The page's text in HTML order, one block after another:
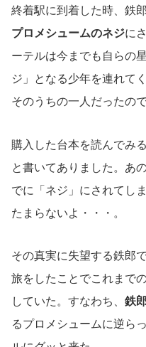
終着駅に到着した時、鉄
プロメシュームのネジに
ーテルは今までも自らの
ジ」となる少年を連れて
そのうちの一人だったので
購入した台本を読んでみ
と書いてありました。あ
でに「ネジ」にされてし
たまらないよ・・・。
その真実に失望する鉄郎
旅をしたことでこれまで
していた。すなわち、 鉄
るプロメシュームに逆ら